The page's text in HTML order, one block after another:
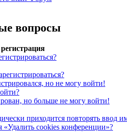
вопросы
но не могу войти!
но больше не могу войти!
приходится повторять ввод
«Удалить cookies конференции»?